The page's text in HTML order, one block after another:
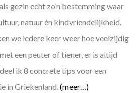
gezin echt zo’n bestemming waar
natuur én kindvriendelijkheid.
we iedere keer weer hoe veelzijdig
een peuter of tiener, er is altijd
ik 8 concrete tips voor een
in Griekenland.(meer…)